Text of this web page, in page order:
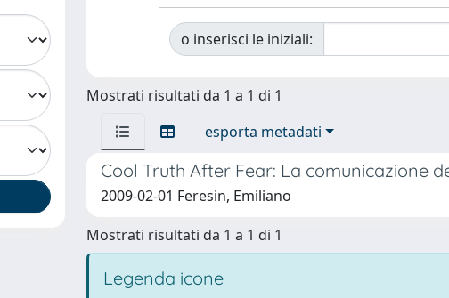
o inserisci le iniziali:
Mostrati risultati da 1 a 1 di 1
esporta metadati
Cool Truth After Fear: La comunicazione
2009-02-01 Feresin, Emiliano
Mostrati risultati da 1 a 1 di 1
Legenda icone